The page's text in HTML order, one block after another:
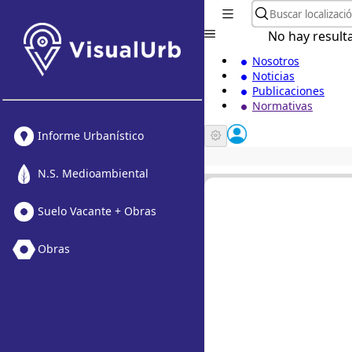
Informe Urbanístico
N.S. Medioambiental
Suelo Vacante + Obras
Obras
No hay
Nosotros
Noticias
Publicaciones
Normativas